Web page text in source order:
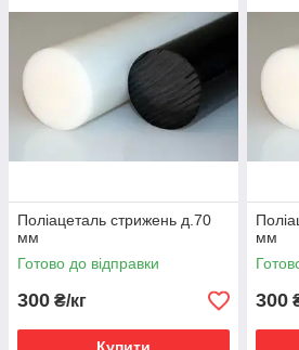
Поліацеталь стрижень д.70
мм
Готово до відправки
300 ₴/кг
мм
300